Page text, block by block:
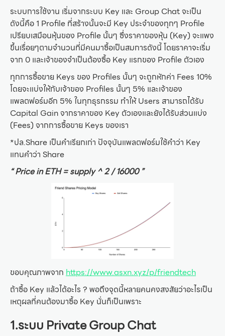
ระบบการใช้งาน เริ่มจากระบบ Key และ Group Chat จะเป็น
ดังนี้คือ 1 Profile ที่สร้างนั้นจะมี Key ประจำของทุกๆ Profile
เปรียบเสมือนหุ้นของ Profile นั้นๆ ซึ่งราคาของหุ้น (Key) จะแพง
ขึ้นเรื่อยๆตามจำนวนที่มีคนมาซื้อเป็นสมการดังนี้ โดยราคาจะเริ่ม
จาก 0 และเจ้าของจำเป็นต้องซื้อ Key แรกของ Profile ตัวเอง
ทุกการซื้อขาย Keys ของ Profiles นั้นๆ จะถูกหักค่า Fees 10%
โดยจะแบ่งให้กับเจ้าของ Profiles นั้นๆ 5% และเจ้าของ
แพลตฟอร์มอีก 5% ในทุกธุรกรรม ทำให้ Users สามารถได้รับ
Capital Gain จากราคาของ Key ตัวเองและยังได้รับส่วนแบ่ง
(Fees) จากการซื้อขาย Keys ของเรา
*ปล.Share เป็นคำเรียกเก่า ปัจจุบันแพลตฟอร์มใช้คำว่า Key
แทนคำว่า Share
“ Price in ETH = supply ^ 2 / 16000 ”
ขอบคุณภาพจาก https://www.asxn.xyz/p/friendtech
ถ้าซื้อ Key แล้วได้อะไร ? พอถึงจุดนี้หลายคนคงสงสัยว่าอะไรเป็น
เหตุผลที่คนต้องมาซื้อ Key นั่นก็เป็นเพราะ
1.ระบบ Private Group Chat